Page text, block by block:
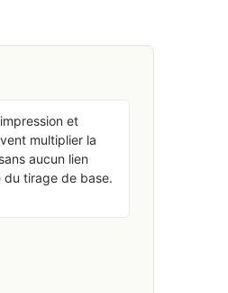
et
multiplier la
aucun lien
du tirage de base.